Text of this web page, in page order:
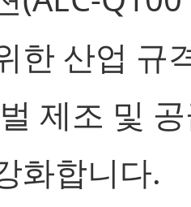
한 산업 규
제조 및
화합니다.